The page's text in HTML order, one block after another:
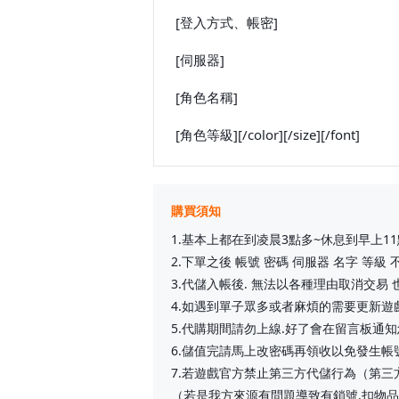
[登入方式、帳密]
[伺服器]
[角色名稱]
[角色等級][/color][/size][/font]
購買須知
1.基本上都在到凌晨3點多~休息到早上
2.下單之後 帳號 密碼 伺服器 名字 等級
3.代儲入帳後. 無法以各種理由取消交易
4.如遇到單子眾多或者麻煩的需要更新
5.代購期間請勿上線.好了會在留言板通
6.儲值完請馬上改密碼再領收以免發生帳
7.若遊戲官方禁止第三方代儲行為（第
（若是我方來源有問題導致有鎖號.扣物